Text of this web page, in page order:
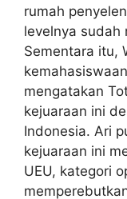
rumah
levelnya sudah
Sementara itu,
mengatakan
kejuaraan ini
Indonesia. Ari
kejuaraan ini
UEU, kategori